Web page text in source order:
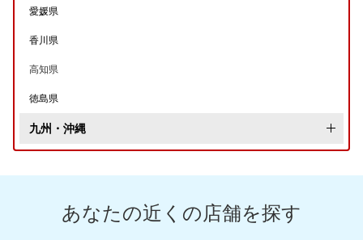
岐阜県
三重県
愛媛県
香川県
高知県
徳島県
九州・沖縄
あなたの近くの店舗を探す